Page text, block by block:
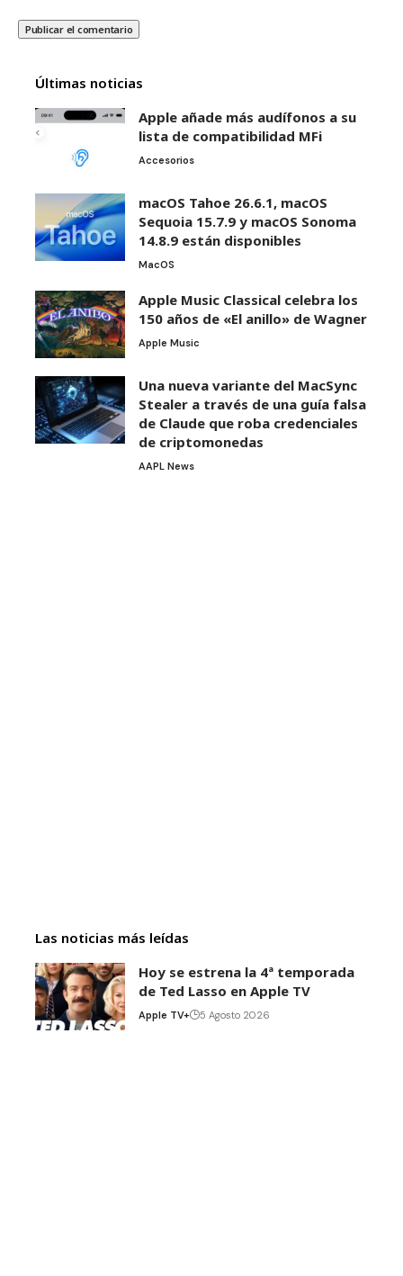
Últimas noticias
Apple añade más audífonos a su
lista de compatibilidad MFi
Accesorios
macOS Tahoe 26.6.1, macOS
Sequoia 15.7.9 y macOS Sonoma
14.8.9 están disponibles
MacOS
Apple Music Classical celebra los
150 años de «El anillo» de Wagner
Apple Music
Una nueva variante del MacSync
Stealer a través de una guía falsa
de Claude que roba credenciales
de criptomonedas
AAPL News
Las noticias más leídas
Hoy se estrena la 4ª temporada
de Ted Lasso en Apple TV
Apple TV+ 5 Agosto 2026